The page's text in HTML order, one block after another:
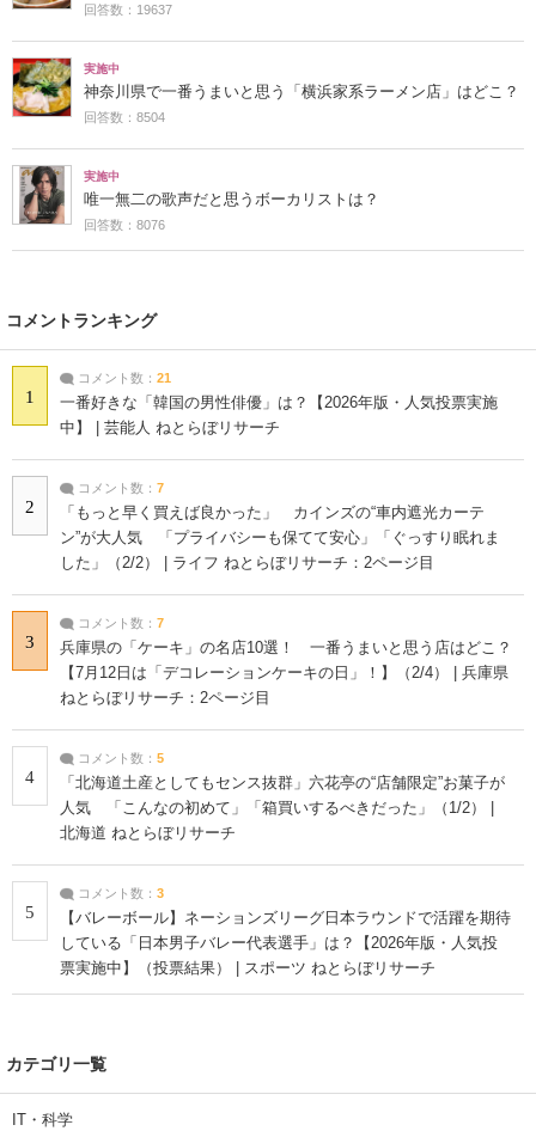
回答数：19637
実施中
神奈川県で一番うまいと思う「横浜家系ラーメン店」はどこ？
回答数：8504
実施中
唯一無二の歌声だと思うボーカリストは？
回答数：8076
コメントランキング
1
コメント数： 21
一番好きな「韓国の男性俳優」は？【2026年版・人気投票実施
中】 | 芸能人 ねとらぼリサーチ
2
コメント数： 7
「もっと早く買えば良かった」 カインズの“車内遮光カーテ
ン”が大人気 「プライバシーも保てて安心」「ぐっすり眠れま
した」（2/2） | ライフ ねとらぼリサーチ：2ページ目
3
コメント数： 7
兵庫県の「ケーキ」の名店10選！ 一番うまいと思う店はどこ？
【7月12日は「デコレーションケーキの日」！】（2/4） | 兵庫県
ねとらぼリサーチ：2ページ目
4
コメント数： 5
「北海道土産としてもセンス抜群」六花亭の“店舗限定”お菓子が
人気 「こんなの初めて」「箱買いするべきだった」（1/2） |
北海道 ねとらぼリサーチ
5
コメント数： 3
【バレーボール】ネーションズリーグ日本ラウンドで活躍を期待
している「日本男子バレー代表選手」は？【2026年版・人気投
票実施中】（投票結果） | スポーツ ねとらぼリサーチ
カテゴリ一覧
IT・科学